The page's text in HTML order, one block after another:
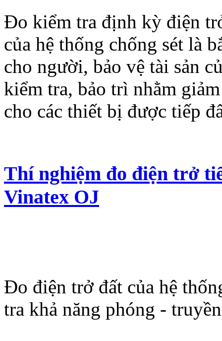
Đo kiểm tra định kỳ điện
của hệ thống chống sét là
cho người, bảo vệ tài sản
kiểm tra, bảo trì nhằm
cho các thiết bị được tiếp
Thí nghiệm đo điện trở
Vinatex OJ
Đo điện trở đất của hệ
tra khả năng phóng -